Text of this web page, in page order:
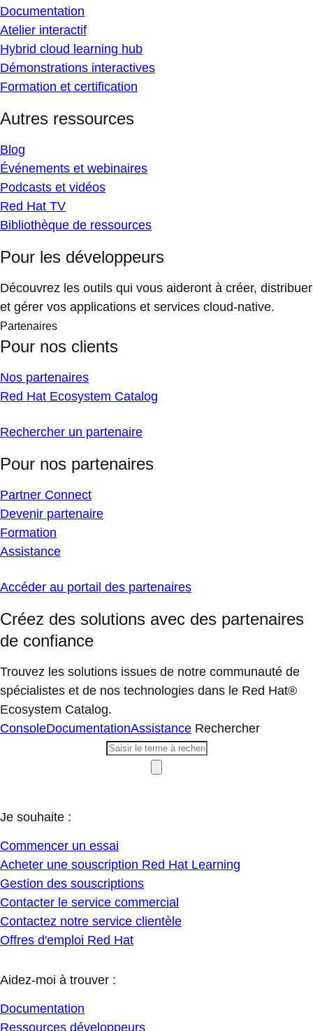
Documentation
Atelier interactif
Hybrid cloud learning hub
Démonstrations interactives
Formation et certification
Autres ressources
Blog
Événements et webinaires
Podcasts et vidéos
Red Hat TV
Bibliothèque de ressources
Pour les développeurs
Découvrez les outils qui vous aideront à créer, distribuer
et gérer vos applications et services cloud-native.
Partenaires
Pour nos clients
Nos partenaires
Red Hat Ecosystem Catalog
Rechercher un partenaire
Pour nos partenaires
Partner Connect
Devenir partenaire
Formation
Assistance
Accéder au portail des partenaires
Créez des solutions avec des partenaires
de confiance
Trouvez les solutions issues de notre communauté de
spécialistes et de nos technologies dans le Red Hat®
Ecosystem Catalog.
ConsoleDocumentationAssistance Rechercher
Je souhaite :
Commencer un essai
Acheter une souscription Red Hat Learning
Gestion des souscriptions
Contacter le service commercial
Contactez notre service clientèle
Offres d'emploi Red Hat
Aidez-moi à trouver :
Documentation
Ressources développeurs